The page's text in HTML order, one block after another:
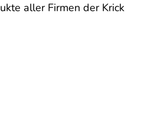
aller Firmen der Krick